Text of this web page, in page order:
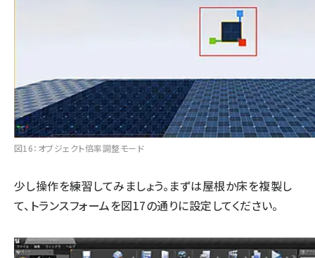
図16：オブジェクト倍率調整モード
少し操作を練習してみましょう。まずは屋根か床を複製し
て、トランスフォームを図17の通りに設定してください。